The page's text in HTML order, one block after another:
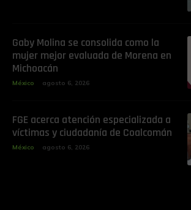
Gaby Molina se consolida como la
mujer mejor evaluada de Morena en
Michoacán
México agosto 6, 2026
FGE acerca atención especializada a
víctimas y ciudadanía de Coalcomán
México agosto 6, 2026